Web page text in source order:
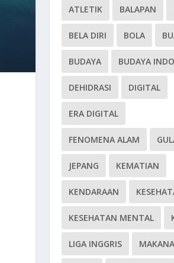
ATLETIK BALAPAN
BELA DIRI BOLA
BUDAYA BUDAYA
DEHIDRASI DIGITAL
ERA DIGITAL
FENOMENA ALAM
JEPANG KEMATIAN
KENDARAAN
KESEHATAN MENTAL
LIGA INGGRIS